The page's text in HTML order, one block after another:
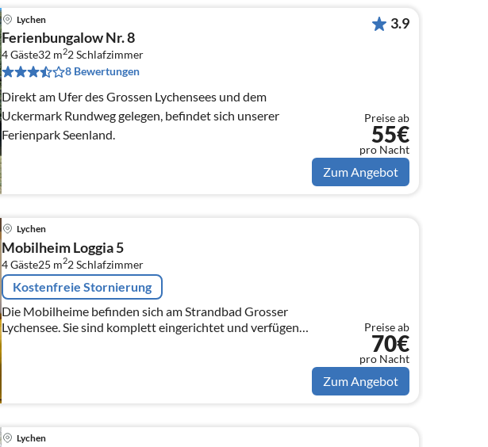
Lychen
Ferienbungalow Nr. 8
4 Gäste32 m22Schlafzimmer
8 Bewertungen
Direkt am Ufer des Grossen Lychensees und dem
Uckermark Rundweg gelegen, befindet sich unserer
Ferienpark Seenland.
3.9
Preise ab
55€
pro Nacht
Zum Angebot
Lychen
Mobilheim Loggia 5
4 Gäste25 m22Schlafzimmer
Kostenfreie Stornierung
Die Mobilheime befinden sich am Strandbad Grosser
Lychensee. Sie sind komplett eingerichtet und verfügen
jeweils über einen Wohnraum mit offener Küche und
Preise ab
70€
pro Nacht
Zum Angebot
Lychen